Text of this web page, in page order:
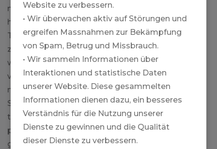
mehr Spass am Golfen. Deshalb ist Training mit
herausragenden Pros so wertvoll. Wir von
TRAVELZONE arbeiten nur mit den besten
zusammen und bieten das ganze Jahr über
weltweit Trainingsreisen für jedes Level an. Seit
vielen Jahren setzen wir auf enge Partnerschaften
mit erfahrenen PGA Pros aus Deutschland und der
Schweiz – darunter ehemalige Tour-Spieler sowie
top-ausgebildete Coaches. Unsere Gäste
profitieren von persönlichem Coaching und
gezieltem Techniktraining, das dein Spiel
Website zu verbessern.
• Wir überwachen aktiv auf Störungen und
ergreifen Massnahmen zur Bekämpfung
von Spam, Betrug und Missbrauch.
• Wir sammeln Informationen über
Interaktionen und statistische Daten
unserer Website. Diese gesammelten
Informationen dienen dazu, ein besseres
Verständnis für die Nutzung unserer
Dienste zu gewinnen und die Qualität
dieser Dienste zu verbessern.